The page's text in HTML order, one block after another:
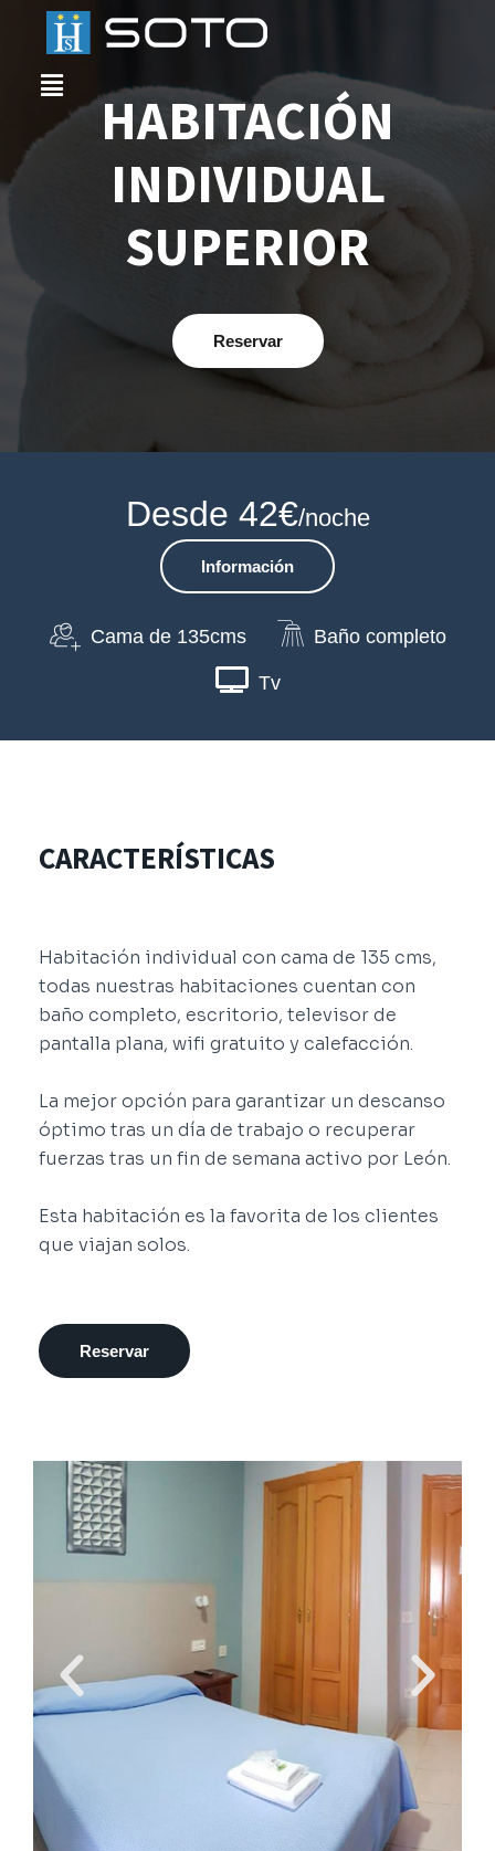
HABITACIÓN
INDIVIDUAL
SUPERIOR
Reservar
Desde 42€/noche
Información
Cama de 135cms Baño completo
Tv
CARACTERÍSTICAS
Habitación individual con cama de 135 cms,
todas nuestras habitaciones cuentan con
baño completo, escritorio, televisor de
pantalla plana, wifi gratuito y calefacción.
La mejor opción para garantizar un descanso
óptimo tras un día de trabajo o recuperar
fuerzas tras un fin de semana activo por León.
Esta habitación es la favorita de los clientes
que viajan solos.
Reservar